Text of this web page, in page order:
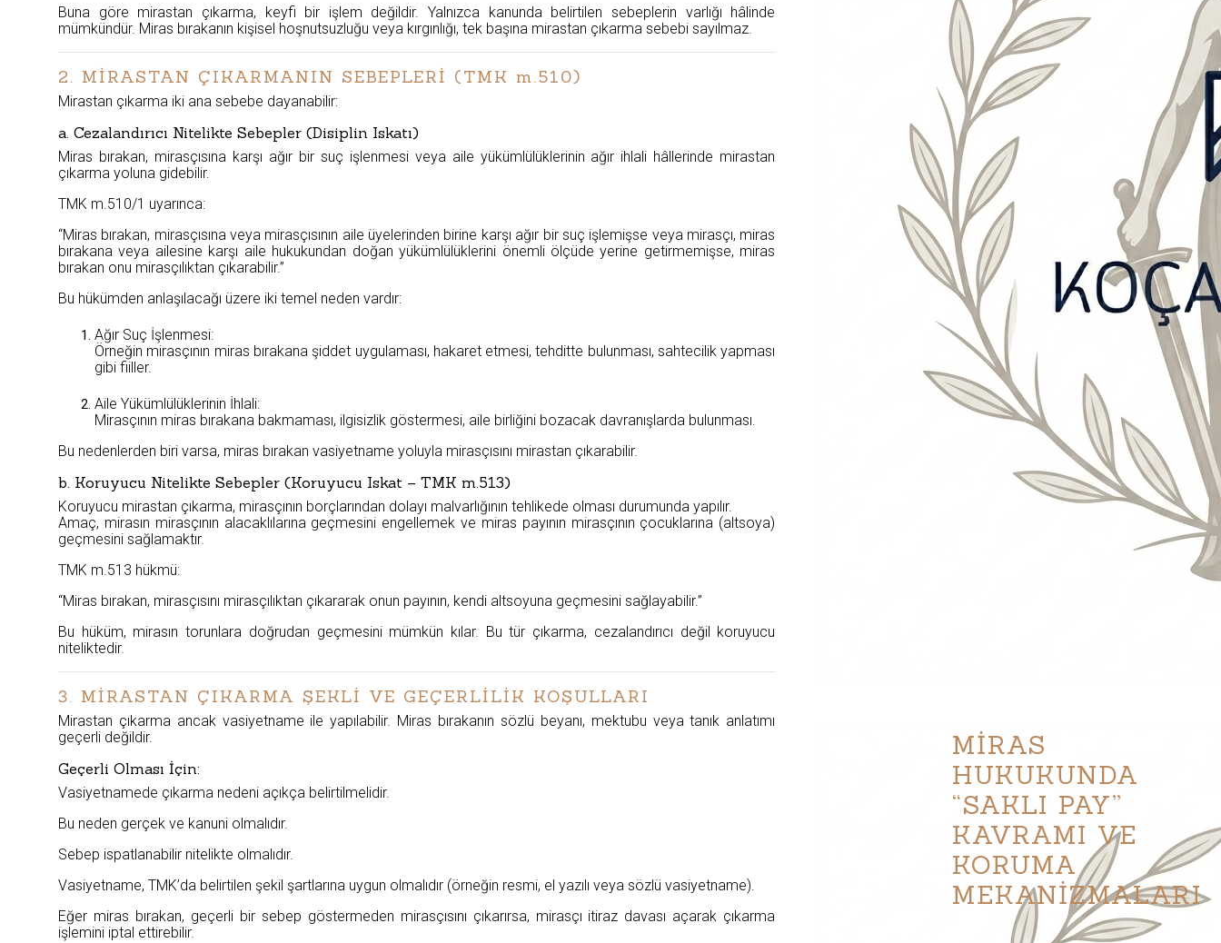
Buna göre mirastan çıkarma, keyfi bir işlem değildir. Yalnızca kanunda belirtilen sebeplerin varlığı hâlinde
mümkündür. Miras bırakanın kişisel hoşnutsuzluğu veya kırgınlığı, tek başına mirastan çıkarma sebebi sayılmaz.
2. MİRASTAN ÇIKARMANIN SEBEPLERİ (TMK m.510)
Mirastan çıkarma iki ana sebebe dayanabilir:
a. Cezalandırıcı Nitelikte Sebepler (Disiplin Iskatı)
Miras bırakan, mirasçısına karşı ağır bir suç işlenmesi veya aile yükümlülüklerinin ağır ihlali hâllerinde mirastan
çıkarma yoluna gidebilir.
TMK m.510/1 uyarınca:
“Miras bırakan, mirasçısına veya mirasçısının aile üyelerinden birine karşı ağır bir suç işlemişse veya mirasçı, miras
bırakana veya ailesine karşı aile hukukundan doğan yükümlülüklerini önemli ölçüde yerine getirmemişse, miras
bırakan onu mirasçılıktan çıkarabilir.”
Bu hükümden anlaşılacağı üzere iki temel neden vardır:
Ağır Suç İşlenmesi:
Örneğin mirasçının miras bırakana şiddet uygulaması, hakaret etmesi, tehditte bulunması, sahtecilik yapması
gibi fiiller.
Aile Yükümlülüklerinin İhlali:
Mirasçının miras bırakana bakmaması, ilgisizlik göstermesi, aile birliğini bozacak davranışlarda bulunması.
Bu nedenlerden biri varsa, miras bırakan vasiyetname yoluyla mirasçısını mirastan çıkarabilir.
b. Koruyucu Nitelikte Sebepler (Koruyucu Iskat – TMK m.513)
Koruyucu mirastan çıkarma, mirasçının borçlarından dolayı malvarlığının tehlikede olması durumunda yapılır.
Amaç, mirasın mirasçının alacaklılarına geçmesini engellemek ve miras payının mirasçının çocuklarına (altsoya)
geçmesini sağlamaktır.
TMK m.513 hükmü:
“Miras bırakan, mirasçısını mirasçılıktan çıkararak onun payının, kendi altsoyuna geçmesini sağlayabilir.”
Bu hüküm, mirasın torunlara doğrudan geçmesini mümkün kılar. Bu tür çıkarma, cezalandırıcı değil koruyucu
niteliktedir.
3. MİRASTAN ÇIKARMA ŞEKLİ VE GEÇERLİLİK KOŞULLARI
Mirastan çıkarma ancak vasiyetname ile yapılabilir. Miras bırakanın sözlü beyanı, mektubu veya tanık anlatımı
geçerli değildir.
Geçerli Olması İçin:
Vasiyetnamede çıkarma nedeni açıkça belirtilmelidir.
Bu neden gerçek ve kanuni olmalıdır.
Sebep ispatlanabilir nitelikte olmalıdır.
Vasiyetname, TMK’da belirtilen şekil şartlarına uygun olmalıdır (örneğin resmi, el yazılı veya sözlü vasiyetname).
Eğer miras bırakan, geçerli bir sebep göstermeden mirasçısını çıkarırsa, mirasçı itiraz davası açarak çıkarma
işlemini iptal ettirebilir.
MİRAS
HUKUKUNDA
“SAKLI PAY”
KAVRAMI VE
KORUMA
MEKANİZMALARI